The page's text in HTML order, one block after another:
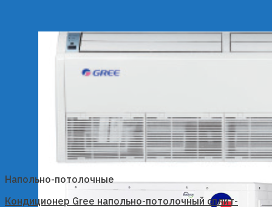
Напольно-потолочные
Кондиционер Gree напольно-потолочный сплит-